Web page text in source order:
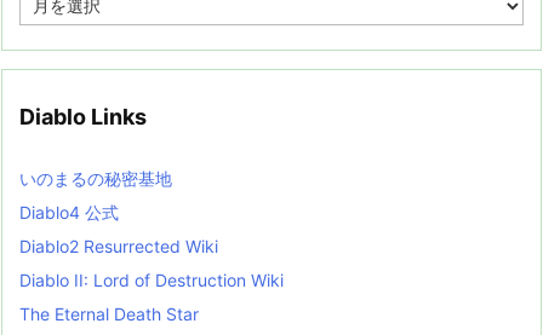
e
i
s
t
Diablo Links
いのまるの秘密基地
Diablo4 公式
Diablo2 Resurrected Wiki
Diablo II: Lord of Destruction Wiki
The Eternal Death Star